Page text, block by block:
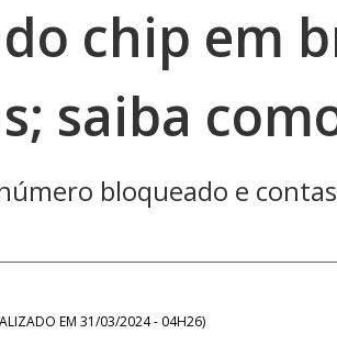
chip em
saiba
bloqueado e
EM 31/03/2024 - 04H26)